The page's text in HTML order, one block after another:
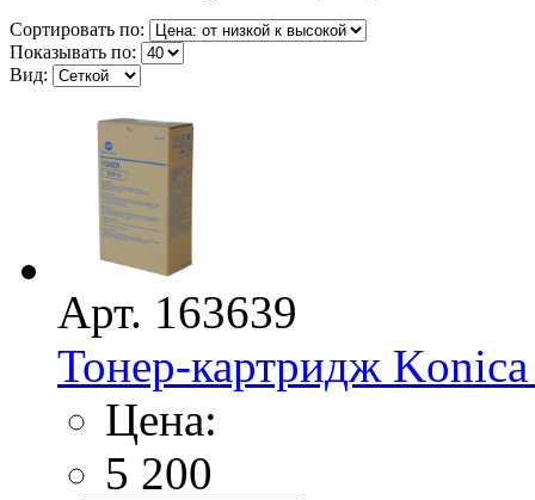
Сортировать по:
Показывать по:
Вид:
Арт. 163639
Тонер-картридж
Цена:
5 200